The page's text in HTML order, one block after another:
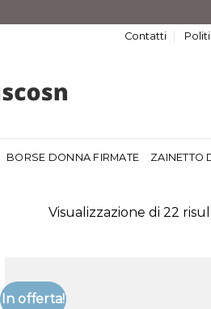
Contatti
BORSE DONNA FIRMATE ZAINETTO
Visualizzazione di 22
In offerta!